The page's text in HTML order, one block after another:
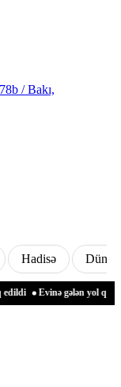
/ Bakı,
Hadisə Dünya
Evinə gələn yol